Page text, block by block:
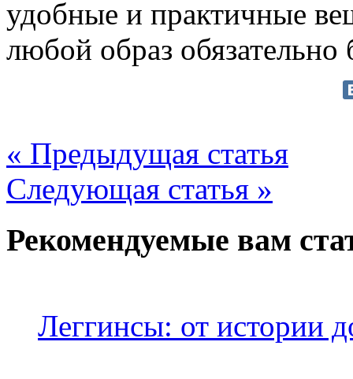
удобные и практичные
любой образ обязательно
« Предыдущая статья
Следующая статья »
Рекомендуемые вам
Леггинсы: от истории